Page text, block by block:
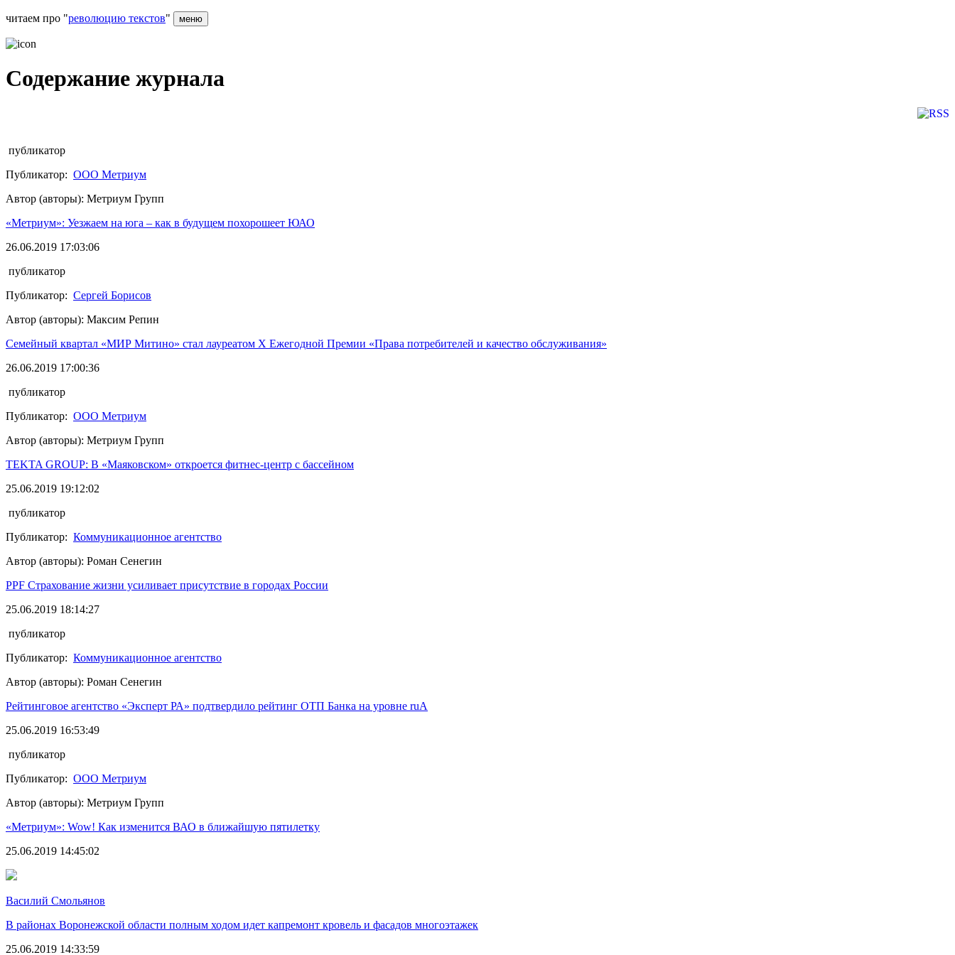
читаем про "революцию текстов" меню
Содержание журнала
публикатор
Публикатор: ООО Метриум
Автор (авторы): Метриум Групп
«Метриум»: Уезжаем на юга – как в будущем похорошеет ЮАО
26.06.2019 17:03:06
публикатор
Публикатор: Сергей Борисов
Автор (авторы): Максим Репин
Семейный квартал «МИР Митино» стал лауреатом Х Ежегодной Премии «Права потребителей и качество обслуживания»
26.06.2019 17:00:36
публикатор
Публикатор: ООО Метриум
Автор (авторы): Метриум Групп
TEKTA GROUP: В «Маяковском» откроется фитнес-центр с бассейном
25.06.2019 19:12:02
публикатор
Публикатор: Коммуникационное агентство
Автор (авторы): Роман Сенегин
PPF Страхование жизни усиливает присутствие в городах России
25.06.2019 18:14:27
публикатор
Публикатор: Коммуникационное агентство
Автор (авторы): Роман Сенегин
Рейтинговое агентство «Эксперт РА» подтвердило рейтинг ОТП Банка на уровне ruА
25.06.2019 16:53:49
публикатор
Публикатор: ООО Метриум
Автор (авторы): Метриум Групп
«Метриум»: Wow! Как изменится ВАО в ближайшую пятилетку
25.06.2019 14:45:02
Василий Смольянов
В районах Воронежской области полным ходом идет капремонт кровель и фасадов многоэтажек
25.06.2019 14:33:59